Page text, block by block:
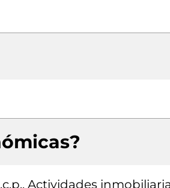
Actividades